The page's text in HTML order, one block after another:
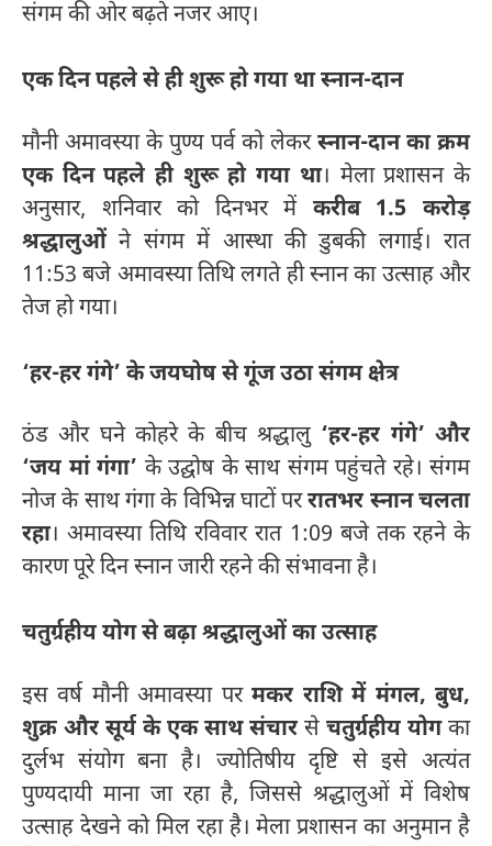
संगम की ओर बढ़ते नजर आए।
एक दिन पहले से ही शुरू हो गया था स्नान-दान
मौनी अमावस्या के पुण्य पर्व को लेकरस्नान-दान का क्रम
एक दिन पहले ही शुरू हो गया था। मेला प्रशासन के
अनुसार, शनिवार को दिनभर में करीब 1.5 करोड़
श्रद्धालुओं ने संगम में आस्था की डुबकी लगाई। रात
11:53 बजे अमावस्या तिथि लगते ही स्नान का उत्साह और
तेज हो गया।
‘हर-हर गंगे’ के जयघोष से गूंज उठा संगम क्षेत्र
ठंड और घने कोहरे के बीच श्रद्धालु ‘हर-हर गंगे’ और
‘जय मां गंगा’ के उद्घोष के साथ संगम पहुंचते रहे। संगम
नोज के साथ गंगा के विभिन्न घाटों पररातभर स्नान चलता
रहा। अमावस्या तिथि रविवार रात 1:09 बजे तक रहने के
कारण पूरे दिन स्नान जारी रहने की संभावना है।
चतुर्ग्रहीय योग से बढ़ा श्रद्धालुओं का उत्साह
इस वर्ष मौनी अमावस्या परमकर राशि में मंगल, बुध,
शुक्र और सूर्य के एक साथ संचार से चतुर्ग्रहीय योगका
दुर्लभ संयोग बना है। ज्योतिषीय दृष्टि से इसे अत्यंत
पुण्यदायी माना जा रहा है, जिससे श्रद्धालुओं में विशेष
उत्साह देखने को मिल रहा है। मेला प्रशासन का अनुमान है